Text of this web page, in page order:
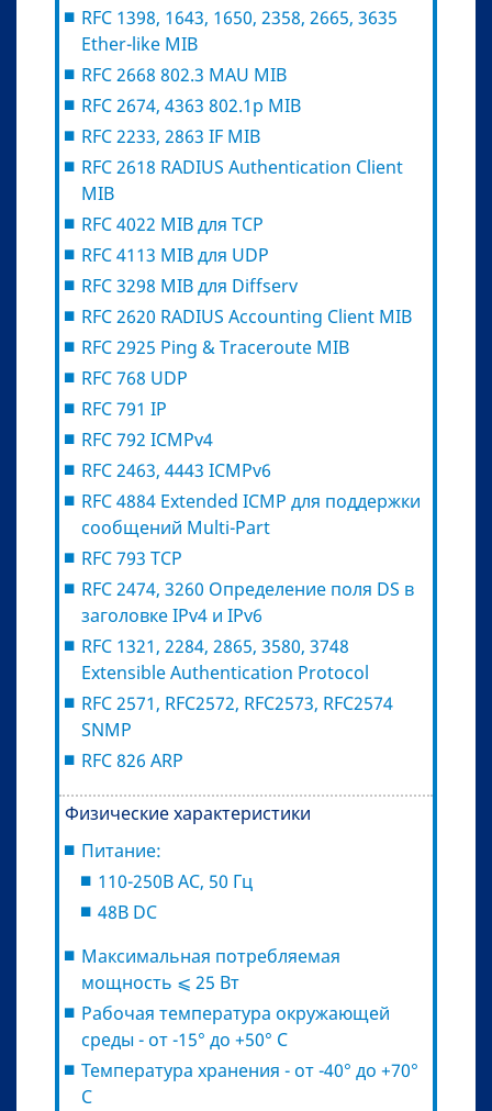
RFC 1398, 1643, 1650, 2358, 2665, 3635
Ether-like MIB
RFC 2668 802.3 MAU MIB
RFC 2674, 4363 802.1p MIB
RFC 2233, 2863 IF MIB
RFC 2618 RADIUS Authentication Client
MIB
RFC 4022 MIB для TCP
RFC 4113 MIB для UDP
RFC 3298 MIB для Diffserv
RFC 2620 RADIUS Accounting Client MIB
RFC 2925 Ping & Traceroute MIB
RFC 768 UDP
RFC 791 IP
RFC 792 ICMPv4
RFC 2463, 4443 ICMPv6
RFC 4884 Extended ICMP для поддержки
сообщений Multi-Part
RFC 793 TCP
RFC 2474, 3260 Определение поля DS в
заголовке IPv4 и IPv6
RFC 1321, 2284, 2865, 3580, 3748
Extensible Authentication Protocol
RFC 2571, RFC2572, RFC2573, RFC2574
SNMP
RFC 826 ARP
Физические характеристики
Питание:
110-250В AC, 50 Гц
48В DC
Максимальная потребляемая
мощность ⩽ 25 Вт
Рабочая температура окружающей
среды - от -15° до +50° С
Температура хранения - от -40° до +70°
С